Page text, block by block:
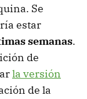
Se
estar
semanas.
de
la versión
de la